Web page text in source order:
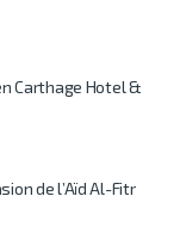
Carthage Hotel &
de l’Aïd Al-Fitr